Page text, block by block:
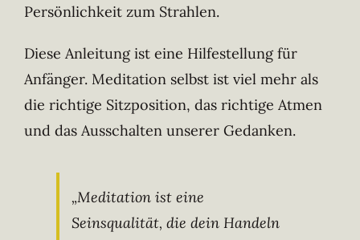
Persönlichkeit zum Strahlen.
Diese Anleitung ist eine Hilfestellung für
Anfänger. Meditation selbst ist viel mehr als
die richtige Sitzposition, das richtige Atmen
und das Ausschalten unserer Gedanken.
„Meditation ist eine
Seinsqualität, die dein Handeln